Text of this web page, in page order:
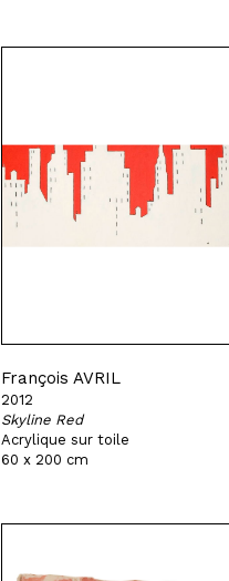
François AVRIL
2012
Skyline Red
Acrylique sur toile
60 x 200 cm